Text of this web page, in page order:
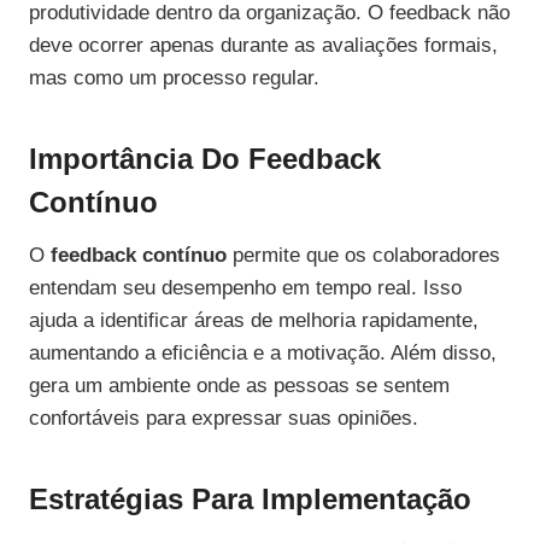
produtividade dentro da organização. O feedback não
deve ocorrer apenas durante as avaliações formais,
mas como um processo regular.
Importância Do Feedback
Contínuo
O feedback contínuo permite que os colaboradores
entendam seu desempenho em tempo real. Isso
ajuda a identificar áreas de melhoria rapidamente,
aumentando a eficiência e a motivação. Além disso,
gera um ambiente onde as pessoas se sentem
confortáveis para expressar suas opiniões.
Estratégias Para Implementação